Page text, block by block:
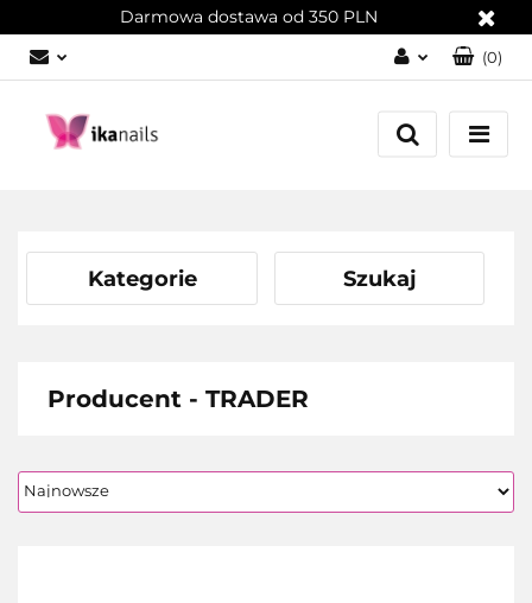
Darmowa dostawa od 350 PLN
Zaloguj się
Załóż konto
(0)
Kategorie Szukaj
Producent - TRADER